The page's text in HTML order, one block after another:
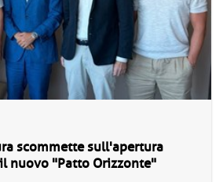
scommette sull'apertura
nuovo "Patto Orizzonte"